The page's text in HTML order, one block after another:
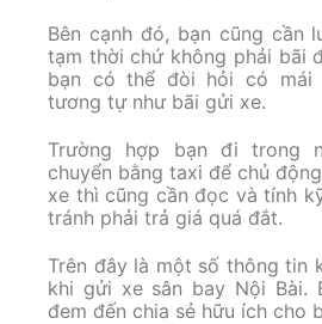
Bên cạnh đó, bạn cũng cần
tạm thời chứ không phải bãi
bạn có thể đòi hỏi có mái
tương tự như bãi gửi xe.
Trường hợp bạn đi trong
chuyển bằng taxi để chủ
xe thì cũng cần đọc và tính
tránh phải trả giá quá đắt.
Trên đây là một số thông tin
khi gửi xe sân bay Nội Bài.
đem đến chia sẻ hữu ích cho